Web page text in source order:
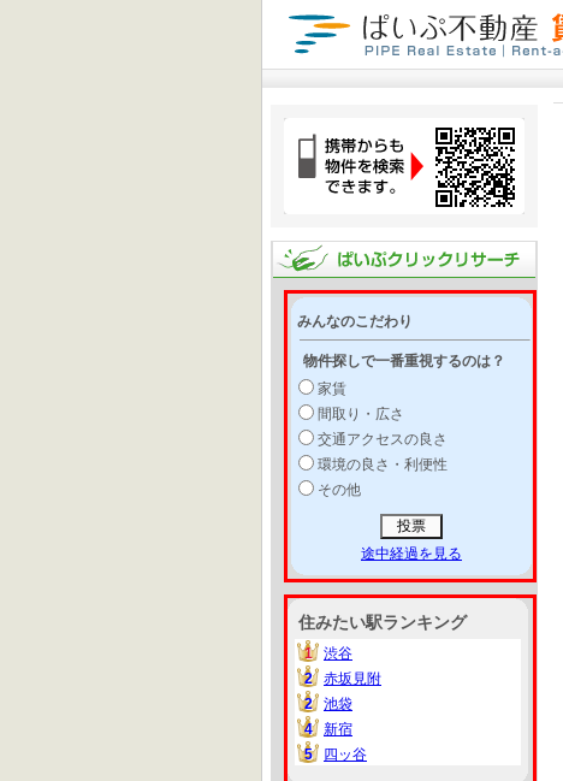
みんなのこだわり
物件探しで一番重視するのは？
家賃
間取り・広さ
交通アクセスの良さ
環境の良さ・利便性
その他
途中経過を見る
住みたい駅ランキング
1
1
渋谷
2
2
赤坂見附
2
2
池袋
4
4
新宿
5
5 四ッ谷